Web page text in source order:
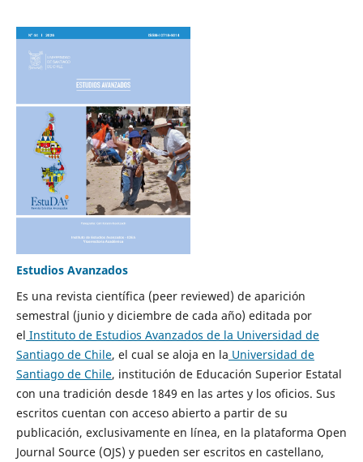
Estudios Avanzados
Es una revista científica (peer reviewed) de aparición
semestral (junio y diciembre de cada año) editada por
el Instituto de Estudios Avanzados de la Universidad de
Santiago de Chile, el cual se aloja en la Universidad de
Santiago de Chile, institución de Educación Superior Estatal
con una tradición desde 1849 en las artes y los oficios. Sus
escritos cuentan con acceso abierto a partir de su
publicación, exclusivamente en línea, en la plataforma Open
Journal Source (OJS) y pueden ser escritos en castellano,